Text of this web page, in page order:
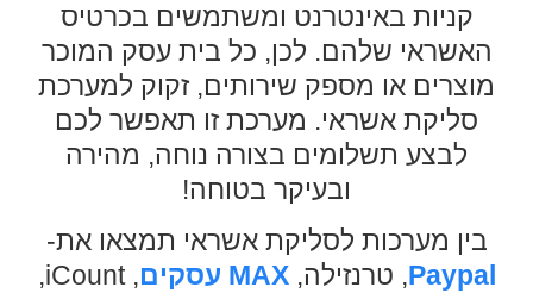
קניות באינטרנט ומשתמשים בכרטיס
האשראי שלהם. לכן, כל בית עסק המוכר
מוצרים או מספק שירותים, זקוק למערכת
סליקת אשראי. מערכת זו תאפשר לכם
לבצע תשלומים בצורה נוחה, מהירה
ובעיקר בטוחה!
בין מערכות לסליקת אשראי תמצאו את-
Paypal, טרנזילה,MAX עסקים
, iCount,